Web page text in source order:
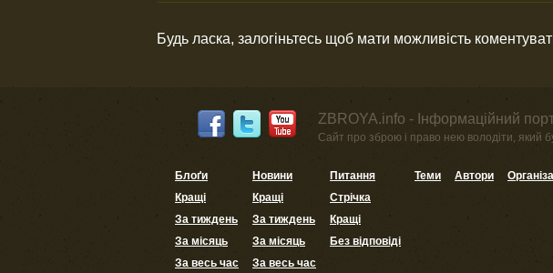
Будь ласка, залогіньтесь щоб мати можливість
ZBROYA.info - Інформаційний
Сайт про зброю і право нею володіти, який
Блоґи
Кращі
За тиждень
За місяць
За весь час
Новини
Кращі
За тиждень
За місяць
За весь час
Питання
Стрічка
Кращі
Без відповіді
Теми Автори